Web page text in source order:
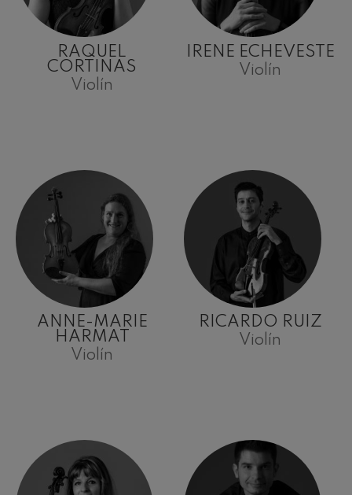
RAQUEL
CORTINAS
Violín
IRENE ECHEVESTE
Violín
ANNE-MARIE
HARMAT
Violín
RICARDO RUIZ
Violín